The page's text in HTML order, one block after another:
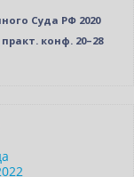
Суда РФ 2020
конф. 20–28